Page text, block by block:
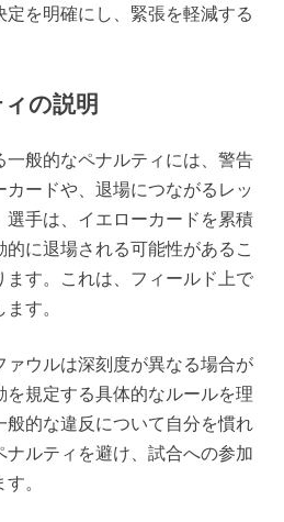
定を明確にし、緊張を軽減する
の説明
一般的なペナルティには、警告
ードや、退場につながるレッ
選手は、イエローカードを累積
に退場される可能性があるこ
ます。これは、フィールド上で
す。
ウルは深刻度が異なる場合が
規定する具体的なルールを理
的な違反について自分を慣れ
ナルティを避け、試合への参加
。